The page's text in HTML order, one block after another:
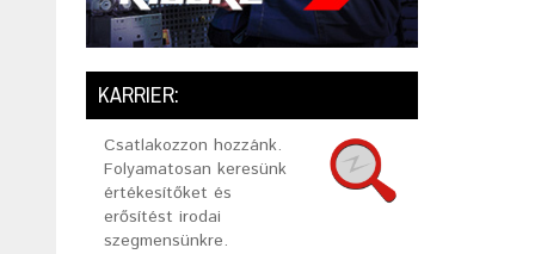
KARRIER:
Csatlakozzon hozzánk.
Folyamatosan keresünk
értékesítőket és
erősítést irodai
szegmensünkre.